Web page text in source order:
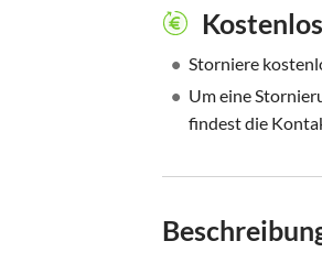
• Storniere
• Um eine
findest die